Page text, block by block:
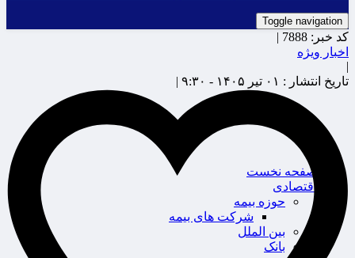
Toggle navigation
صفحه نخست
اقتصادی
حوزه بیمه
شرکت های بیمه
بین الملل
بانک
کد خبر: 7888 |
اخبار ویژه
|
تاریخ انتشار : ۰۱ تیر ۱۴۰۵ - ۹:۳۰ |